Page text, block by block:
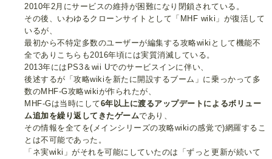
2010年2月にサービスの維持が困難になり閉鎖されている。
その後、いわゆるクローンサイトとして「MHF wiki」が復活して
いるが、
最初から不特定多数のユーザーが編集する攻略wikiとして機能不
全でありこちらも2016年頃には実質消滅している。
2013年にはPS3＆wii Uでのサービスインに伴い、
後述するが「攻略wikiを新たに開設するブーム」に乗っかって多
数のMHF-G攻略wikiが作られたが、
MHF-Gは当時にして6年以上に渡るアップデートによるボリュー
ム追加を繰り返してきたゲームであり、
その情報を全てを(メインシリーズの攻略wikiの感覚で)網羅するこ
とは不可能であった。
「ネ実wiki」がそれを可能にしていたのは「ずっと更新が続いて